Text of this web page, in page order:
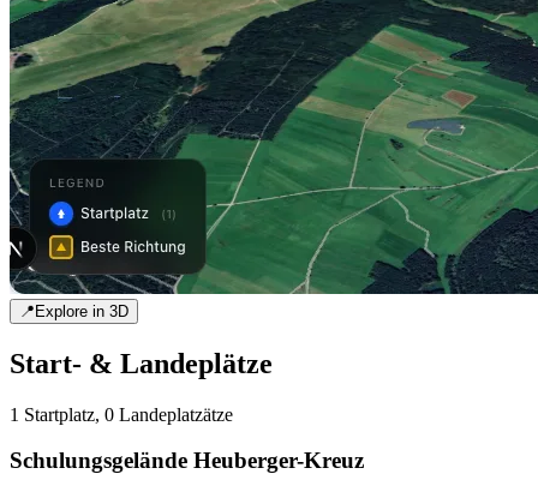
📍Explore in 3D
Start- & Landeplätze
1 Startplatz, 0 Landeplatzätze
Schulungsgelände Heuberger-Kreuz